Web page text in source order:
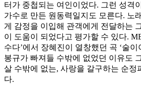
터가 중첩되는 여인이었다. 그런 성격
가수로 만든 원동력일지도 모른다. 노
게 감정을 이입해 관객에게 전달하는
이 도움이 되었다고 평가할 수 있다.
수다’에서 장혜진이 열창했던 곡 ‘술이
봉규가 빠져들 수밖에 없었던 이유도
살 수밖에 없는, 사랑을 갈구하는 순정
다.